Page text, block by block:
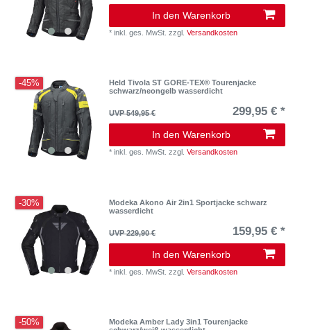
In den Warenkorb
*inkl. ges. MwSt. zzgl.Versandkosten
-45%
Held Tivola ST GORE-TEX® Tourenjacke
schwarz/neongelb wasserdicht
UVP 549,95 € 299,95 € *
In den Warenkorb
*inkl. ges. MwSt. zzgl.Versandkosten
-30%
Modeka Akono Air 2in1 Sportjacke schwarz
wasserdicht
UVP 229,90 € 159,95 € *
In den Warenkorb
*inkl. ges. MwSt. zzgl.Versandkosten
-50%
Modeka Amber Lady 3in1 Tourenjacke